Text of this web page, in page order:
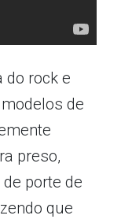
do rock e
de
preso,
porte de
que